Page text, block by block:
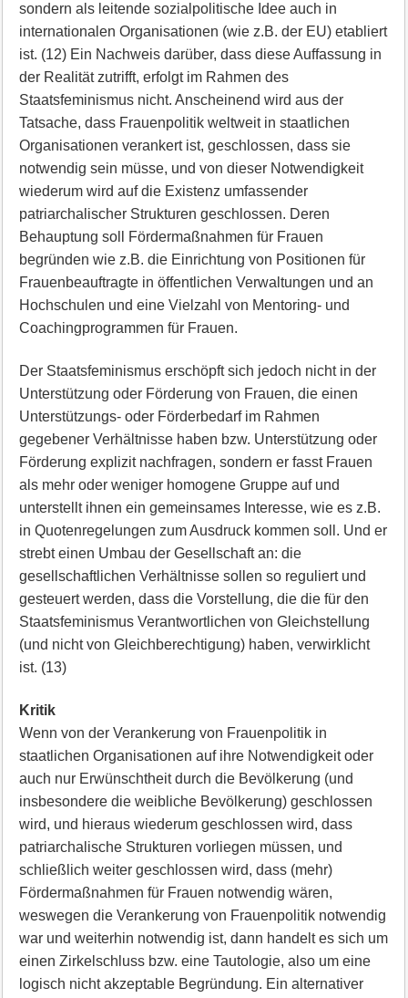
sondern als leitende sozialpolitische Idee auch in
internationalen Organisationen (wie z.B. der EU) etabliert
ist. (12) Ein Nachweis darüber, dass diese Auffassung in
der Realität zutrifft, erfolgt im Rahmen des
Staatsfeminismus nicht. Anscheinend wird aus der
Tatsache, dass Frauenpolitik weltweit in staatlichen
Organisationen verankert ist, geschlossen, dass sie
notwendig sein müsse, und von dieser Notwendigkeit
wiederum wird auf die Existenz umfassender
patriarchalischer Strukturen geschlossen. Deren
Behauptung soll Fördermaßnahmen für Frauen
begründen wie z.B. die Einrichtung von Positionen für
Frauenbeauftragte in öffentlichen Verwaltungen und an
Hochschulen und eine Vielzahl von Mentoring- und
Coachingprogrammen für Frauen.
Der Staatsfeminismus erschöpft sich jedoch nicht in der
Unterstützung oder Förderung von Frauen, die einen
Unterstützungs- oder Förderbedarf im Rahmen
gegebener Verhältnisse haben bzw. Unterstützung oder
Förderung explizit nachfragen, sondern er fasst Frauen
als mehr oder weniger homogene Gruppe auf und
unterstellt ihnen ein gemeinsames Interesse, wie es z.B.
in Quotenregelungen zum Ausdruck kommen soll. Und er
strebt einen Umbau der Gesellschaft an: die
gesellschaftlichen Verhältnisse sollen so reguliert und
gesteuert werden, dass die Vorstellung, die die für den
Staatsfeminismus Verantwortlichen von Gleichstellung
(und nicht von Gleichberechtigung) haben, verwirklicht
ist. (13)
Kritik
Wenn von der Verankerung von Frauenpolitik in
staatlichen Organisationen auf ihre Notwendigkeit oder
auch nur Erwünschtheit durch die Bevölkerung (und
insbesondere die weibliche Bevölkerung) geschlossen
wird, und hieraus wiederum geschlossen wird, dass
patriarchalische Strukturen vorliegen müssen, und
schließlich weiter geschlossen wird, dass (mehr)
Fördermaßnahmen für Frauen notwendig wären,
weswegen die Verankerung von Frauenpolitik notwendig
war und weiterhin notwendig ist, dann handelt es sich um
einen Zirkelschluss bzw. eine Tautologie, also um eine
logisch nicht akzeptable Begründung. Ein alternativer